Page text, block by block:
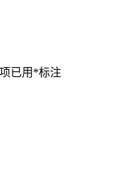
已用 *标注